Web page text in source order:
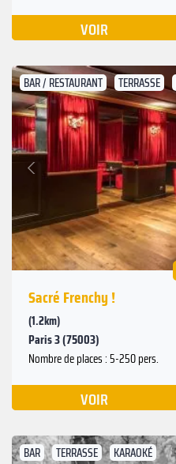
VOIR
BAR / RESTAURANT TERRASSE
Précédent
Sacré Frenchy !
(1.2km)
Paris 3 (75003)
Nombre de places : 5-250 pers.
VOIR
BAR TERRASSE KARAOKÉ